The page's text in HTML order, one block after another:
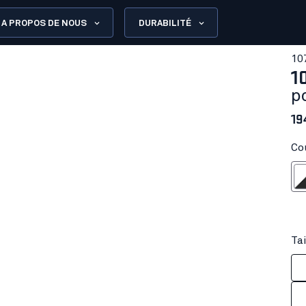
A PROPOS DE NOUS DURABILITÉ
Blanc/